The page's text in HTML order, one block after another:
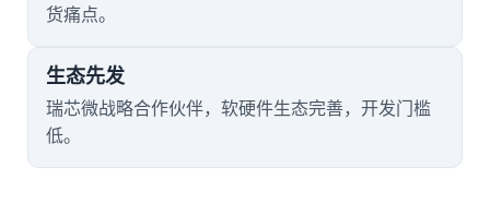
货痛点。
生态先发
瑞芯微战略合作伙伴，软硬件生态完善，开发门槛
低。